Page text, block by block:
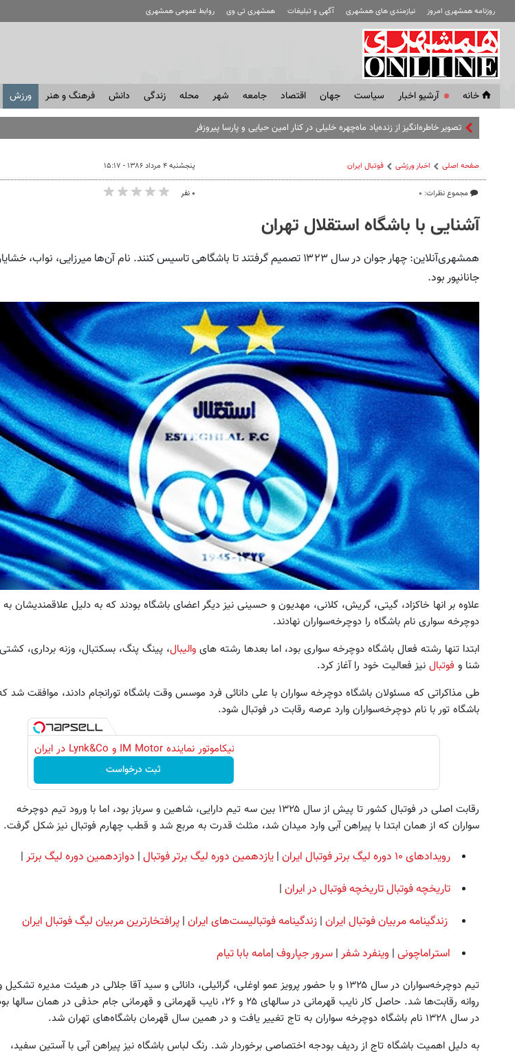
روزنامه همشهری امروز نیازمندی های همشهری آگهی و تبلیغات همشهری تی وی روابط عمومی همشهری
خانه آرشیو اخبار سياست جهان اقتصاد جامعه شهر محله زندگی دانش فرهنگ و هنر ورزش
تصویر خاطره‌انگیز از زنده‌یاد ماه‌چهره خلیلی در کنار امین حیایی و پارسا پیروزفر
صفحه اصلی اخبار ورزشی فوتبال ايران
مجموع نظرات: ۰
پنجشنبه ۴ مرداد ۱۳۸۶ - ۱۵:۱۷
۰ نفر
آشنایی با باشگاه استقلال تهران
همشهری‌آنلاین: چهار جوان در سال ۱۳۲۳ تصمیم گرفتند تا باشگاهی تاسیس کنند. نام آن‌ها میرزایی، نواب،
جانانپور بود.
علاوه بر انها خاکزاد، گیتی، گریش، کلانی، مهدیون و حسینی نیز دیگر اعضای باشگاه بودند که به دلیل علاقمندیشان به
دوچرخه سواری نام باشگاه را دوچرخه‌سواران نهادند.
ابتدا تنها رشته فعال باشگاه دوچرخه سواری بود، اما بعدها رشته های والیبال، پینگ پنگ، بسکتبال، وزنه برداری،
شنا و فوتبال نیز فعالیت خود را آغاز کرد.
طی مذاکراتی که مسئولان باشگاه دوچرخه سواران با علی دانائی فرد موسس وقت باشگاه تورانجام دادند، موافقت شد
باشگاه تور با نام دوچرخه‌سواران وارد عرصه رقابت در فوتبال شود.
نیکاموتور نماینده IM Motor و Lynk&Co در ایران
ثبت درخواست
رقابت اصلی در فوتبال کشور تا پیش از سال ۱۳۲۵ بین سه تیم دارایی، شاهین و سرباز بود، اما با ورود تیم دوچرخه
سواران که از همان ابتدا با پیراهن آبی وارد میدان شد، مثلث قدرت به مربع شد و قطب چهارم فوتبال نیز شکل گرفت.
رویدادهای ۱۰ دوره لیگ برتر فوتبال ایران | یازدهمین دوره لیگ برتر فوتبال | دوازدهمین دوره لیگ برتر |
تاریخچه فوتبالتاریخچه فوتبال در ایران |
زندگینامه مربیان فوتبال ایران | زندگینامه فوتبالیست‌های ایران | پرافتخارترین مربیان لیگ فوتبال ایران
استراماچونی | وینفرد شفر | سرور جپاروف |مامه بابا تیام
تیم دوچرخه‌سواران در سال ۱۳۲۵ و با حضور پرویز عمو اوغلی، گرائیلی، دانائی و سید آقا جلالی در هیئت مدیره تشکیل
روانه رقابت‌ها شد. حاصل کار نایب قهرمانی در سالهای ۲۵ و ۲۶، نایب قهرمانی و قهرمانی جام حذفی در همان سالها
در سال ۱۳۲۸ نام باشگاه دوچرخه سواران به تاج تغییر یافت و در همین سال قهرمان باشگاه‌های تهران شد.
به دلیل اهمیت باشگاه تاج از ردیف بودجه اختصاصی برخوردار شد. رنگ لباس باشگاه نیز پیراهن آبی با آستین سفید،
بود؛ الان به ۳۰۰ درصد
رسیده! + ویدئو | ادعای
ترامپ درباره تورم ایران |
واکنش بانک مرکزی
ثبت درخواست
به بزرگترین جشنواره ایمپلنت تهران سر بزنید
! | فقط ۲۵ میلیون !
رزرورایگان نوبت
تنها در چند ساعت و با یکبار مراجعه
شد ✅
درخواست فروش